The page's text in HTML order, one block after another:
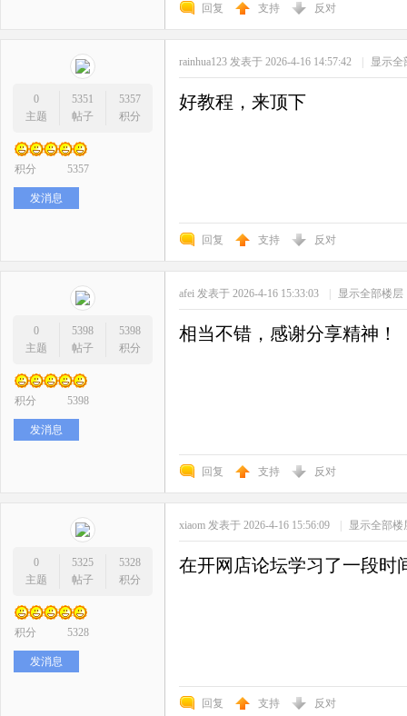
回复 支持 反对
0
主题
5351
帖子
5357
积分
积分 5357
发消息
rainhua123 发表于 2026-4-16 14:57:42 | 显示全
好教程，来顶下
回复 支持 反对
0
主题
5398
帖子
5398
积分
积分 5398
发消息
afei 发表于 2026-4-16 15:33:03 | 显示全部楼层
相当不错，感谢分享精神！
回复 支持 反对
0
主题
5325
帖子
5328
积分
积分 5328
发消息
xiaom 发表于 2026-4-16 15:56:09 | 显示全部楼
在开网店论坛学习了一段时
回复 支持 反对